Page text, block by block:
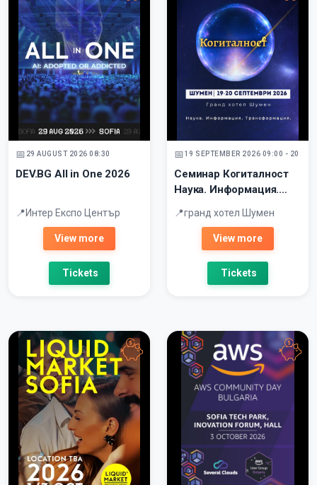
29 AUGUST 2026 08:30
DEV.BG All in One 2026
Интер Експо Център
View more
Tickets
19 SEPTEMBER 2026 09:00 - 20
Семинар Когиталност
Наука. Информация.
Шумен
гранд хотел Шумен
View more
Tickets